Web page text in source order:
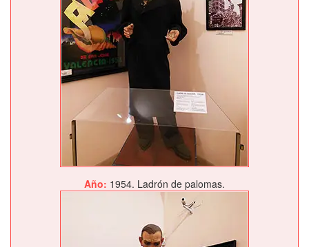
Año: 1954. Ladrón de palomas.